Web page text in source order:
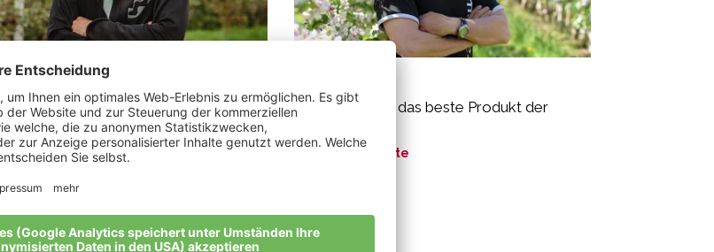
Samuel Franz
Gefühl der Zufriedenheit.“
Geschichte
„Bio-Äpfel sind das beste Produkt der
Meine Geschichte
Alle Bio-Bauern im Überblick